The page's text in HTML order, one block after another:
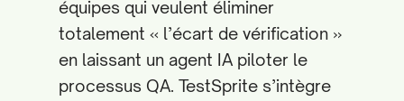
équipes qui veulent éliminer
totalement « l’écart de vérification »
en laissant un agent IA piloter le
processus QA. TestSprite s’intègre